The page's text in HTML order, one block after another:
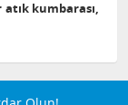
atık kumbarası,